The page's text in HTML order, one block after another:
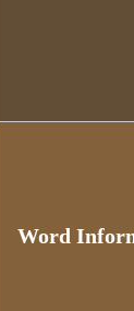
Word